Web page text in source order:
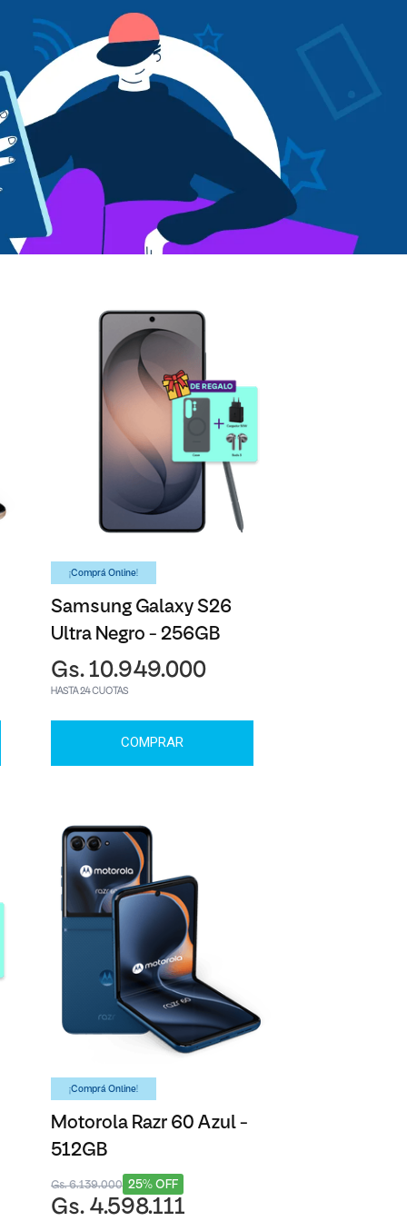
¡Comprá Online!
Samsung Galaxy S26
Ultra Negro - 256GB
Gs. 10.949.000
HASTA 24 CUOTAS
COMPRAR
¡Comprá Online!
Motorola Razr 60 Azul -
512GB
25% OFF
Gs. 6.139.000
Gs. 4.598.111